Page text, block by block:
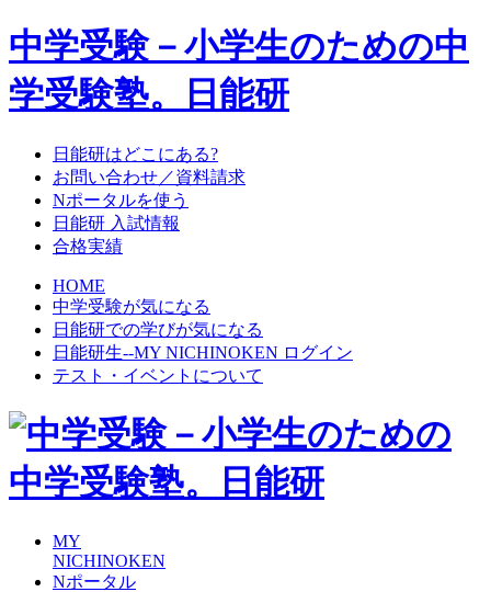
中学受験－小学生のための中
学受験塾。日能研
日能研はどこにある?
お問い合わせ／資料請求
Nポータルを使う
日能研 入試情報
合格実績
HOME
中学受験が気になる
日能研での学びが気になる
日能研生--MY NICHINOKEN ログイン
テスト・イベントについて
MY
NICHINOKEN
Nポータル